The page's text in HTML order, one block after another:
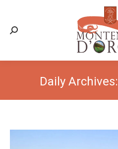
Search:
Daily Archives: